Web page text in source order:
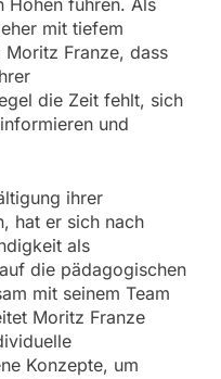
mit tiefem
Franze, dass
die Zeit fehlt, sich
und
ihrer
hat er sich nach
als
die pädagogischen
mit seinem Team
Moritz Franze
Konzepte, um